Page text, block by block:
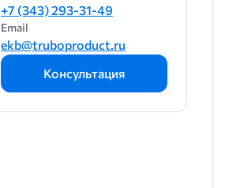
+7 (343) 293-31-49
Email
ekb@truboproduct.ru
Консультация